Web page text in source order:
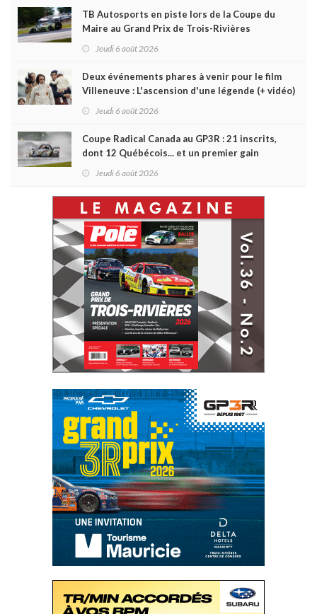
TB Autosports en piste lors de la Coupe du
Maire au Grand Prix de Trois-Rivières
Jeudi 6 août 2026
Deux événements phares à venir pour le film
Villeneuve : L'ascension d'une légende (+ vidéo)
Jeudi 6 août 2026
Coupe Radical Canada au GP3R : 21 inscrits,
dont 12 Québécois... et un premier gain
Jeudi 6 août 2026